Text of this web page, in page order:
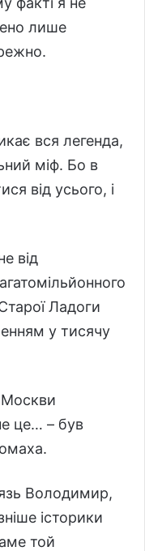
лише
вся легенда,
міф. Бо в
від усього, і
від
Ладоги
у тисячу
Москви
це… – був
Володимир,
історики
той